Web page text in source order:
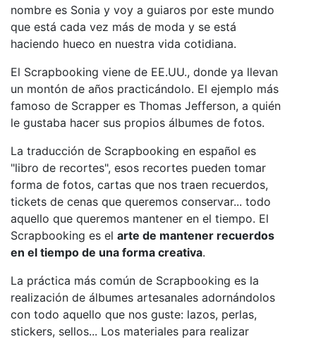
nombre es Sonia y voy a guiaros por este mundo
que está cada vez más de moda y se está
haciendo hueco en nuestra vida cotidiana.
El Scrapbooking viene de EE.UU., donde ya llevan
un montón de años practicándolo. El ejemplo más
famoso de Scrapper es Thomas Jefferson, a quién
le gustaba hacer sus propios álbumes de fotos.
La traducción de Scrapbooking en español es
"libro de recortes", esos recortes pueden tomar
forma de fotos, cartas que nos traen recuerdos,
tickets de cenas que queremos conservar... todo
aquello que queremos mantener en el tiempo. El
Scrapbooking es el arte de mantener recuerdos
en el tiempo de una forma creativa.
La práctica más común de Scrapbooking es la
realización de álbumes artesanales adornándolos
con todo aquello que nos guste: lazos, perlas,
stickers, sellos... Los materiales para realizar